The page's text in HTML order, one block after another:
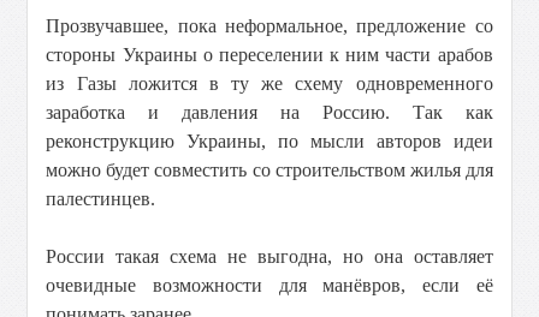
Прозвучавшее, пока неформальное, предложение со
стороны Украины о переселении к ним части арабов
из Газы ложится в ту же схему одновременного
заработка и давления на Россию. Так как
реконструкцию Украины, по мысли авторов идеи
можно будет совместить со строительством жилья для
палестинцев.
России такая схема не выгодна, но она оставляет
очевидные возможности для манёвров, если её